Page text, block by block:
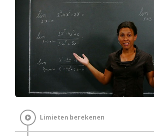
Limieten berekenen